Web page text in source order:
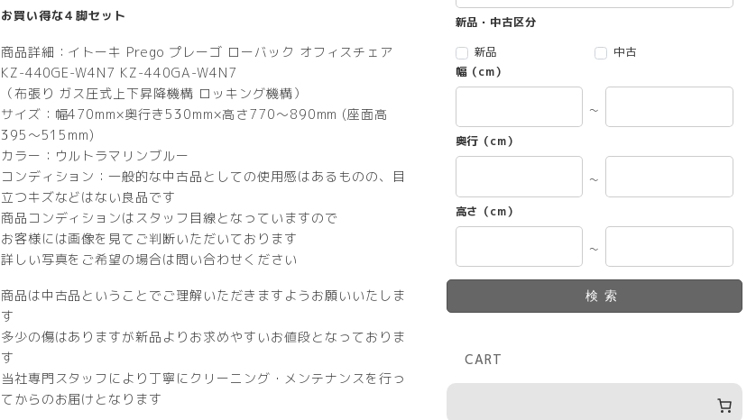
お買い得な４脚セット
商品詳細：イトーキ Prego プレーゴ ローバック オフィスチェア
KZ-440GE-W4N7 KZ-440GA-W4N7
（布張り ガス圧式上下昇降機構 ロッキング機構）
サイズ：幅470mm×奥行き530mm×高さ770～890mm (座面高
395～515mm)
カラー：ウルトラマリンブルー
コンディション：一般的な中古品としての使用感はあるものの、目
立つキズなどはない良品です
商品コンディションはスタッフ目線となっていますので
お客様には画像を見てご判断いただいております
詳しい写真をご希望の場合は問い合わせください
商品は中古品ということでご理解いただきますようお願いいたしま
す
多少の傷はありますが新品よりお求めやすいお値段となっておりま
す
当社専門スタッフにより丁寧にクリーニング・メンテナンスを行っ
てからのお届けとなります
新品・中古区分
新品
中古
幅（cm）
～
奥行（cm）
～
高さ（cm）
～
検索
CART